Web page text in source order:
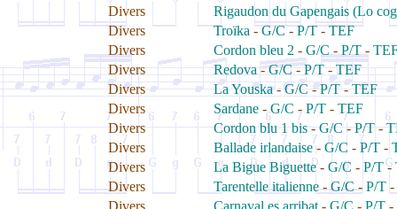
Divers
Rigaudon du Gapengais (Lo
Divers
Troïka -G/C-P/T-TEF
Divers
Cordon bleu 2 - G/C - P/T -
Divers
Redova-G/C-P/T-TEF
Divers
La Youska-G/C-P/T-TEF
Divers
Sardane -G/C - P/T - TEF
Divers
Cordon blu 1 bis-G/C-P/T-
Divers
Ballade irlandaise- G/C - P/T -
Divers
La Bigue Biguette- G/C - P/T-
Divers
Tarentelle italienne-G/C- P/T -
Divers
Carnaval es arribat - G/C - P/T -